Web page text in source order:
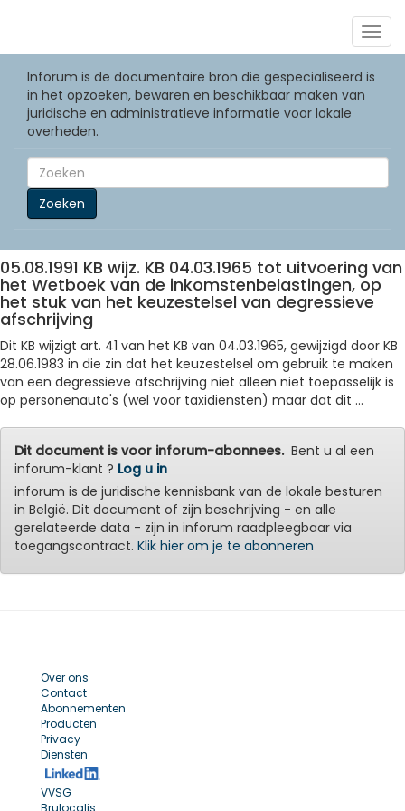
Inforum is de documentaire bron die gespecialiseerd is
in het opzoeken, bewaren en beschikbaar maken van
juridische en administratieve informatie voor lokale
overheden.
Zoeken
05.08.1991 KB wijz. KB 04.03.1965 tot uitvoering van
het Wetboek van de inkomstenbelastingen, op
het stuk van het keuzestelsel van degressieve
afschrijving
Dit KB wijzigt art. 41 van het KB van 04.03.1965, gewijzigd door KB
28.06.1983 in die zin dat het keuzestelsel om gebruik te maken
van een degressieve afschrijving niet alleen niet toepasselijk is
op personenauto's (wel voor taxidiensten) maar dat dit ...
Dit document is voor inforum-abonnees.Bent u al een
inforum-klant ? Log u in
inforum is de juridische kennisbank van de lokale besturen
in België. Dit document of zijn beschrijving - en alle
gerelateerde data - zijn in inforum raadpleegbaar via
toegangscontract. Klik hier om je te abonneren
Over ons
Contact
Abonnementen
Producten
Privacy
Diensten
VVSG
Brulocalis